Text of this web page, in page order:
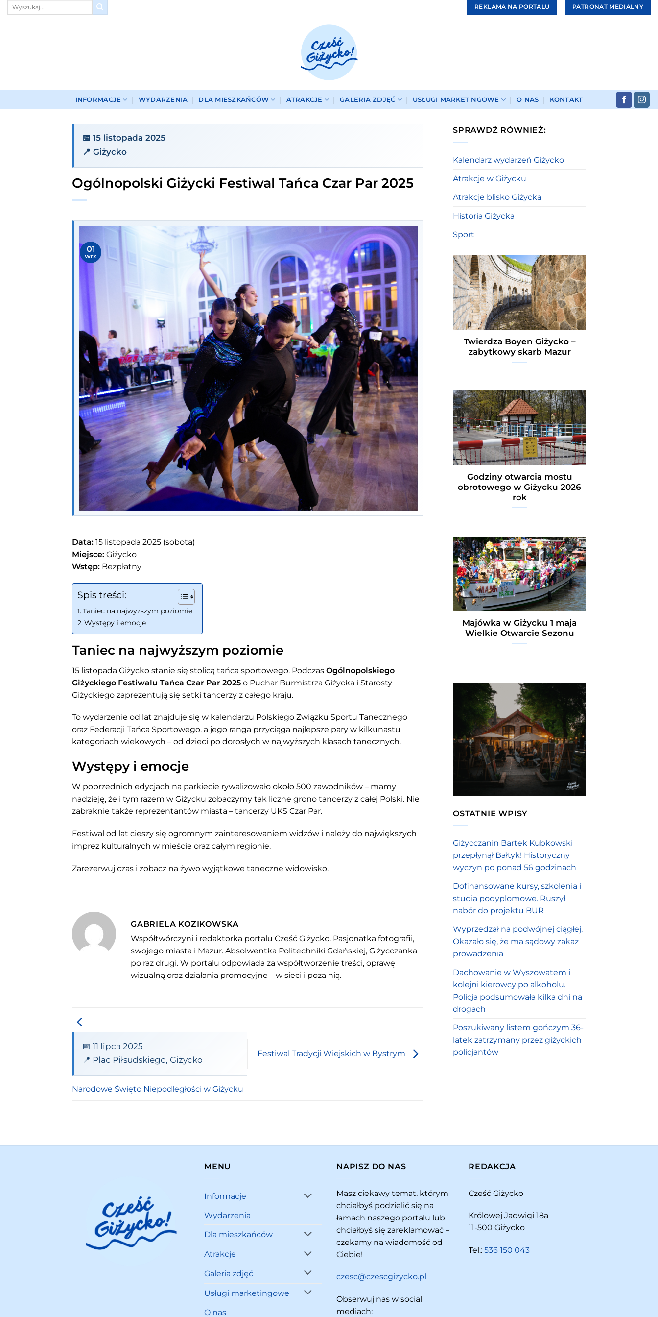
Przewiń
REKLAMA NA PORTALU PATRONAT MEDIALNY
INFORMACJE WYDARZENIA DLA MIESZKAŃCÓW ATRAKCJE GALERIA ZDJĘĆ USŁUGI MARKETINGOWE O NAS KONTAKT
📅 15 listopada 2025
📍 Giżycko
Ogólnopolski Giżycki Festiwal Tańca Czar Par 2025
01
wrz
Data: 15 listopada 2025 (sobota)
Miejsce: Giżycko
Wstęp: Bezpłatny
Spis treści:
Taniec na najwyższym poziomie
Występy i emocje
Taniec na najwyższym poziomie
15 listopada Giżycko stanie się stolicą tańca sportowego. Podczas Ogólnopolskiego
Giżyckiego Festiwalu Tańca Czar Par 2025 o Puchar Burmistrza Giżycka i Starosty
Giżyckiego zaprezentują się setki tancerzy z całego kraju.
To wydarzenie od lat znajduje się w kalendarzu Polskiego Związku Sportu Tanecznego
oraz Federacji Tańca Sportowego, a jego ranga przyciąga najlepsze pary w kilkunastu
kategoriach wiekowych – od dzieci po dorosłych w najwyższych klasach tanecznych.
Występy i emocje
W poprzednich edycjach na parkiecie rywalizowało około 500 zawodników – mamy
nadzieję, że i tym razem w Giżycku zobaczymy tak liczne grono tancerzy z całej Polski. Nie
zabraknie także reprezentantów miasta – tancerzy UKS Czar Par.
Festiwal od lat cieszy się ogromnym zainteresowaniem widzów i należy do największych
imprez kulturalnych w mieście oraz całym regionie.
Zarezerwuj czas i zobacz na żywo wyjątkowe taneczne widowisko.
GABRIELA KOZIKOWSKA
Współtwórczyni i redaktorka portalu Cześć Giżycko. Pasjonatka fotografii,
swojego miasta i Mazur. Absolwentka Politechniki Gdańskiej, Giżycczanka
po raz drugi. W portalu odpowiada za współtworzenie treści, oprawę
wizualną oraz działania promocyjne – w sieci i poza nią.
📅 11 lipca 2025
📍 Plac Piłsudskiego, Giżycko
Narodowe Święto Niepodległości w Giżycku
Festiwal Tradycji Wiejskich w Bystrym
SPRAWDŹ RÓWNIEŻ:
Kalendarz wydarzeń Giżycko
Atrakcje w Giżycku
Atrakcje blisko Giżycka
Historia Giżycka
Sport
Twierdza Boyen Giżycko –
zabytkowy skarb Mazur
Godziny otwarcia mostu
obrotowego w Giżycku 2026
rok
Majówka w Giżycku 1 maja
Wielkie Otwarcie Sezonu
OSTATNIE WPISY
Giżycczanin Bartek Kubkowski
przepłynął Bałtyk! Historyczny
wyczyn po ponad 56 godzinach
Dofinansowane kursy, szkolenia i
studia podyplomowe. Ruszył
nabór do projektu BUR
Wyprzedzał na podwójnej ciągłej.
Okazało się, że ma sądowy zakaz
prowadzenia
Dachowanie w Wyszowatem i
kolejni kierowcy po alkoholu.
Policja podsumowała kilka dni na
drogach
Poszukiwany listem gończym 36-
latek zatrzymany przez giżyckich
policjantów
MENU
Informacje
Wydarzenia
Dla mieszkańców
Atrakcje
Galeria zdjęć
Usługi marketingowe
O nas
NAPISZ DO NAS
Masz ciekawy temat, którym
chciałbyś podzielić się na
łamach naszego portalu lub
chciałbyś się zareklamować –
czekamy na wiadomość od
Ciebie!
czesc@czescgizycko.pl
Obserwuj nas w social
mediach:
REDAKCJA
Cześć Giżycko
Królowej Jadwigi 18a
11-500 Giżycko
Tel.: 536 150 043